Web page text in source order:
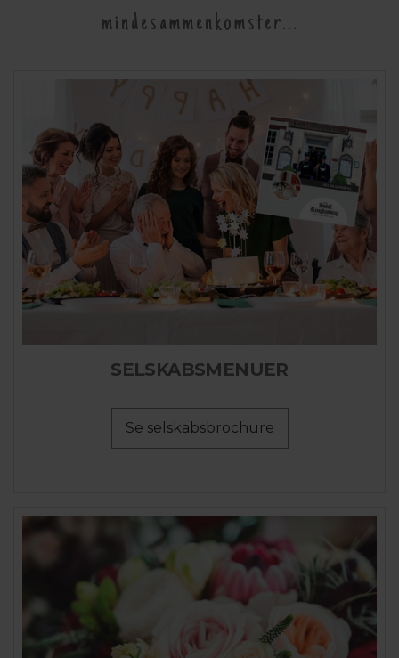
mindesammenkomster...
SELSKABSMENUER
Se selskabsbrochure